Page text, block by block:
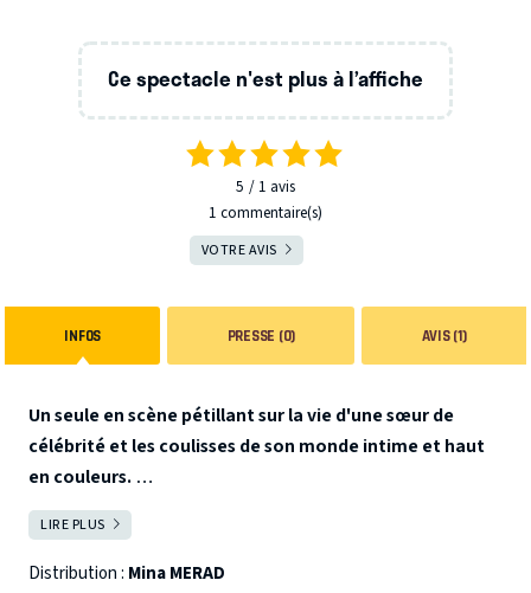
Ce spectacle n'est plus à l’affiche
5 1 avis
1 commentaire(s)
VOTRE AVIS
INFOS PRESSE (0) AVIS (1)
Un seule en scène pétillant sur la vie d'une sœur de
célébrité et les coulisses de son monde intime et haut
en couleurs.
En tant que sœur de
humour, tendresse et une énergie décoiffante, quel a été
l'impact de la notoriété de son frère sur sa vie personnelle.
LIRE PLUS
Distribution : Mina MERAD